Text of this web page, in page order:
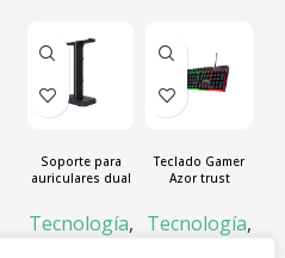
Soporte para
auriculares dual
Yurei
Tecnología,
Teclado Gamer
Azor trust
Tecnología,